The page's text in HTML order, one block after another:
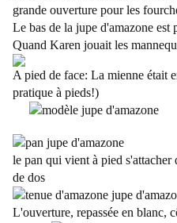
grande ouverture pour les
Le bas de la jupe d'amazone est
Quand Karen jouait les
A pied de face: La mienne était
pratique à pieds!)
le pan qui vient à pied s'attacher
de dos
L'ouverture, repassée en blanc,